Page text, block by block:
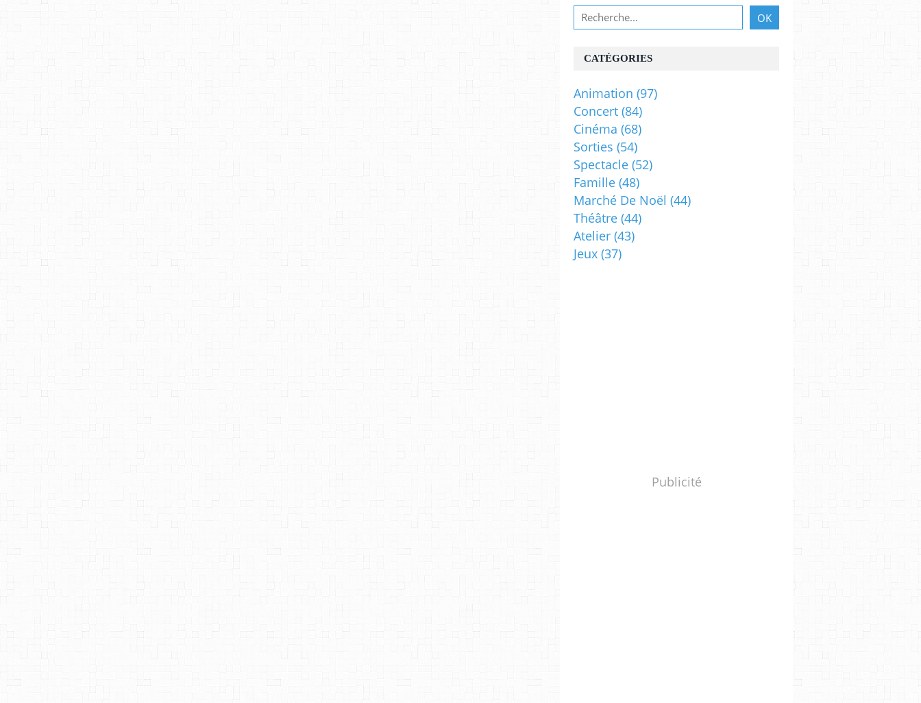
Publicité
CATÉGORIES
Animation (97)
Concert (84)
Cinéma (68)
Sorties (54)
Spectacle (52)
Famille (48)
Marché De Noël (44)
Théâtre (44)
Atelier (43)
Jeux (37)